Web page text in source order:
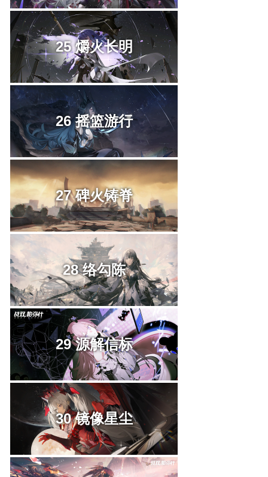
25 爝火长明
26 摇篮游行
27 碑火铸脊
28 络勾陈
29 源解信标
30 镜像星尘